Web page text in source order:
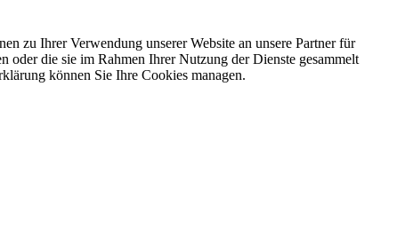
zu Ihrer Verwendung unserer Website an unsere Partner für
oder die sie im Rahmen Ihrer Nutzung der Dienste gesammelt
können Sie Ihre Cookies managen.